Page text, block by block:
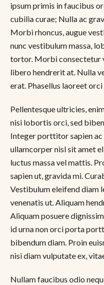
ipsum primis in faucibus
cubilia curae; Nulla ac
Morbi rhoncus, augue
nunc vestibulum massa,
tortor. Morbi consectetur
libero hendrerit at. Nulla
erat. Phasellus laoreet
Pellentesque ultricies,
nisi lobortis orci, sed
Integer porttitor sapien
ullamcorper nisl sit amet
luctus massa vel mattis.
sapien ut, gravida mi.
Vestibulum eleifend diam
venenatis ut. Aliquam
Aliquam posuere
id urna non orci porta
bibendum diam. Proin
nisi diam vulputate ex,
Nullam faucibus odio